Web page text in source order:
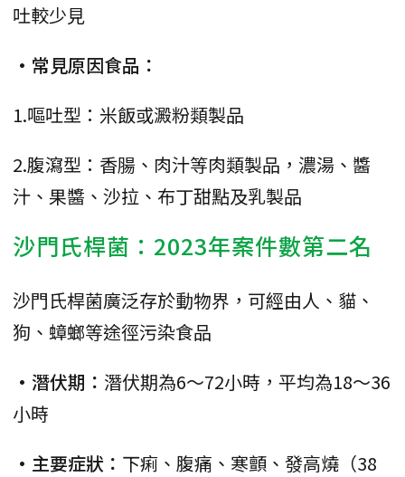
吐較少見
•常見原因食品：
1.嘔吐型：米飯或澱粉類製品
2.腹瀉型：香腸、肉汁等肉類製品，濃湯、醬
汁、果醬、沙拉、布丁甜點及乳製品
沙門氏桿菌：2023年案件數第二名
沙門氏桿菌廣泛存於動物界，可經由人、貓、
狗、蟑螂等途徑污染食品
•潛伏期： 潛伏期為6～72小時，平均為18～36
小時
•主要症狀： 下痢、腹痛、寒顫、發高燒（38